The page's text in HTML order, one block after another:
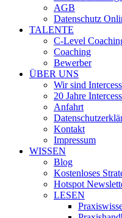
AGB
Datenschutz
TALENTE
C-Level
Coaching
Bewerber
ÜBER UNS
Wir sind
20 Jahre
Anfahrt
Kontakt
Impressum
WISSEN
Blog
Kostenloses
Hotspot
LESEN